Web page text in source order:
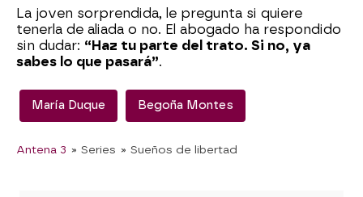
La joven sorprendida, le pregunta si quiere
tenerla de aliada o no. El abogado ha respondido
sin dudar: “Haz tu parte del trato. Si no, ya
sabes lo que pasará”.
María Duque Begoña Montes
Antena 3 » Series » Sueños de libertad